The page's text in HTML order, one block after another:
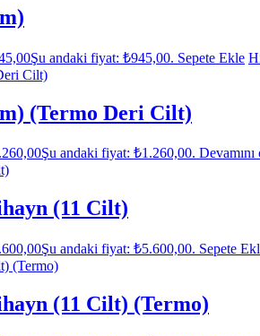
Şu andaki fiyat: ₺945,00. Sepete Ekle
(Termo Deri Cilt)
Şu andaki fiyat: ₺1.260,00. Devamını
(11 Cilt)
Şu andaki fiyat: ₺5.600,00. Sepete
(11 Cilt) (Termo)